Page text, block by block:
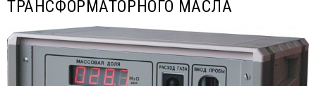
ТРАНСФОРМАТОРНОГО МАСЛА